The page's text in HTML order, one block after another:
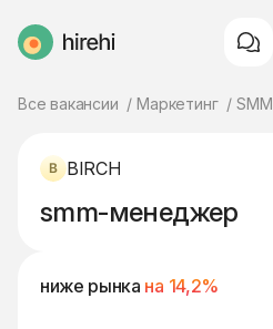
HireHi
Все вакансии Маркетинг SMM
BIRCH
smm-менеджер
ниже рынка на 14,2%